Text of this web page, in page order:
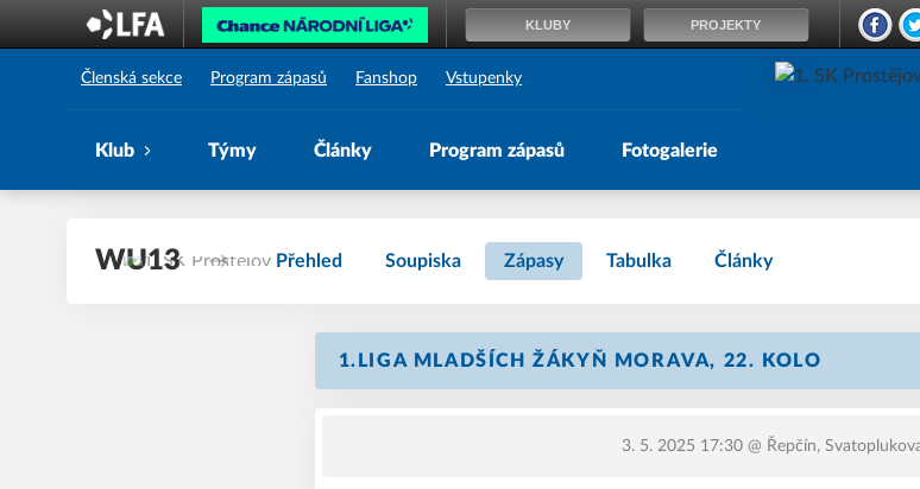
Členská sekce Program zápasů Fanshop Vstupenky
Klub Týmy Články Program zápasů Fotogalerie
WU13 Přehled Soupiska Zápasy Tabulka Články
1.LIGA MLADŠÍCH ŽÁKYŇ MORAVA, 22. KOLO
3. 5. 2025 17:30@ Řepčín,
KLUBY PROJEKTY